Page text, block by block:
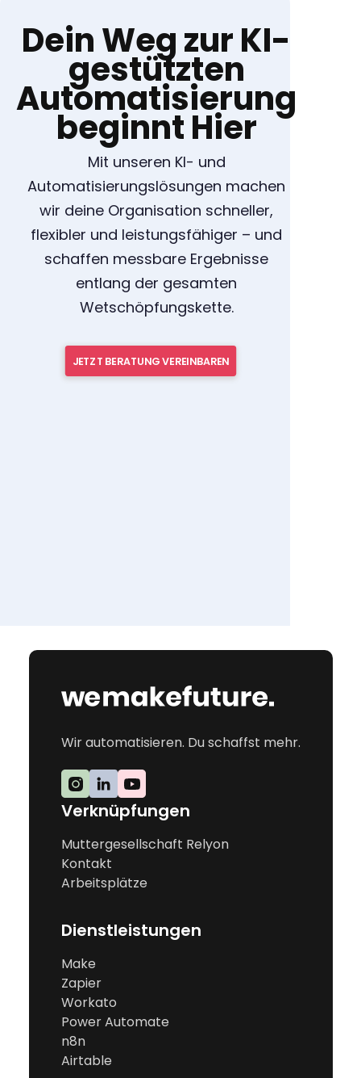
Dein Weg zur KI-
gestützten
Automatisierung
beginnt Hier
Mit unseren KI- und
Automatisierungslösungen machen
wir deine Organisation schneller,
flexibler und leistungsfähiger – und
schaffen messbare Ergebnisse
entlang der gesamten
Wetschöpfungskette.
JETZT BERATUNG VEREINBAREN
Wir automatisieren. Du schaffst mehr.
Verknüpfungen
Muttergesellschaft Relyon
Kontakt
Arbeitsplätze
Dienstleistungen
Make
Zapier
Workato
Power Automate
n8n
Airtable